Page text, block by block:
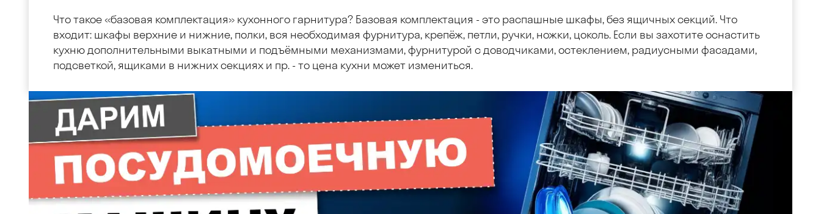
Что такое «базовая комплектация» кухонного гарнитура? Базовая комплектация - это распашные шкафы, без ящичных секций. Что
входит: шкафы верхние и нижние, полки, вся необходимая фурнитура, крепёж, петли, ручки, ножки, цоколь. Если вы захотите оснастить
кухню дополнительными выкатными и подъёмными механизмами, фурнитурой с доводчиками, остеклением, радиусными фасадами,
подсветкой, ящиками в нижних секциях и пр. - то цена кухни может измениться.